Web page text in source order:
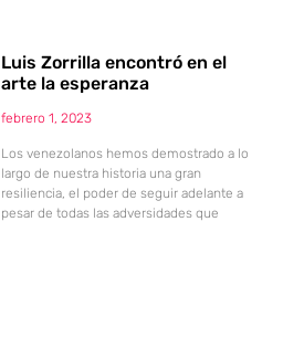
Luis Zorrilla encontró en el
arte la esperanza
febrero 1, 2023
Los venezolanos hemos demostrado a lo
largo de nuestra historia una gran
resiliencia, el poder de seguir adelante a
pesar de todas las adversidades que